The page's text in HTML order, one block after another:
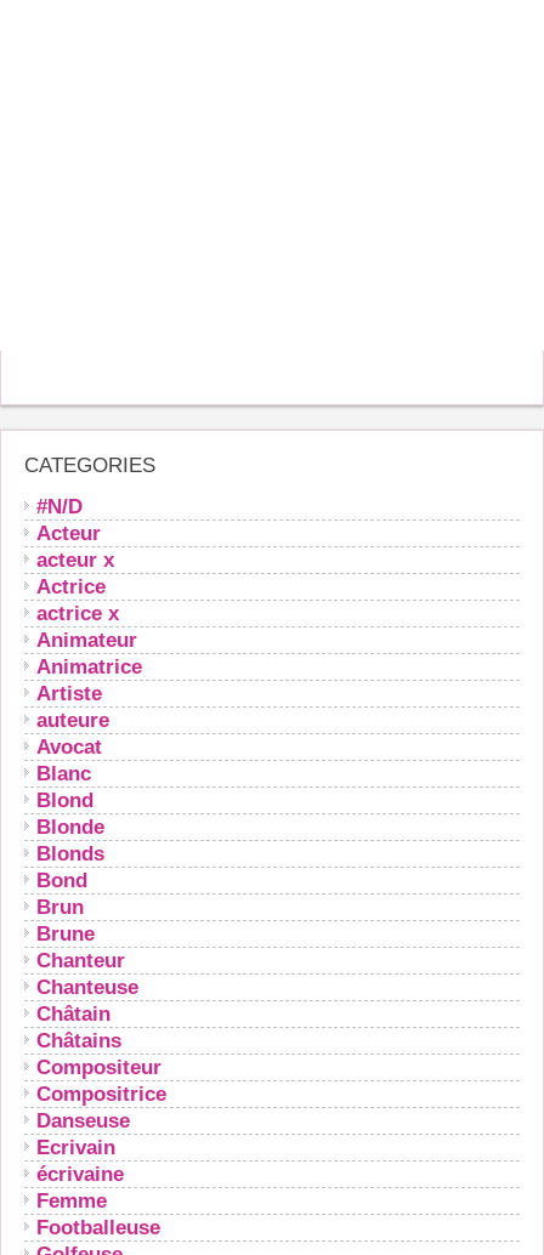
CATEGORIES
#N/D
Acteur
acteur x
Actrice
actrice x
Animateur
Animatrice
Artiste
auteure
Avocat
Blanc
Blond
Blonde
Blonds
Bond
Brun
Brune
Chanteur
Chanteuse
Châtain
Châtains
Compositeur
Compositrice
Danseuse
Ecrivain
écrivaine
Femme
Footballeuse